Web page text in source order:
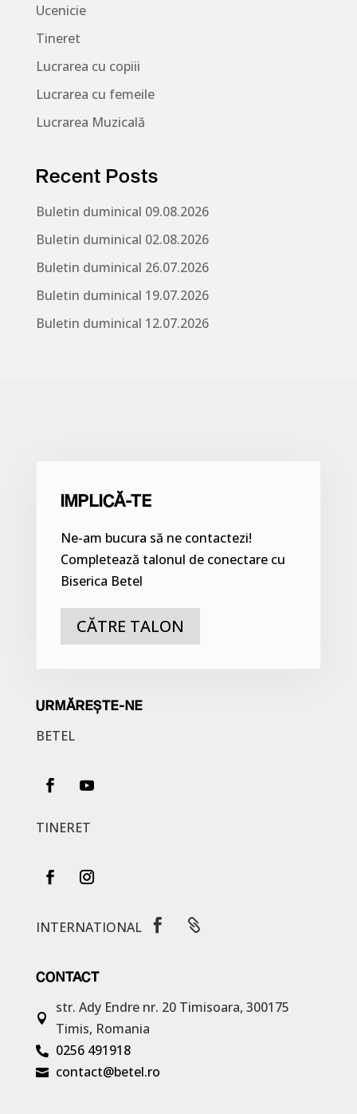
Ucenicie
Tineret
Lucrarea cu copiii
Lucrarea cu femeile
Lucrarea Muzicală
Recent Posts
Buletin duminical 09.08.2026
Buletin duminical 02.08.2026
Buletin duminical 26.07.2026
Buletin duminical 19.07.2026
Buletin duminical 12.07.2026
IMPLICĂ-TE
Ne-am bucura să ne contactezi!
Completează talonul de conectare cu
Biserica Betel
CĂTRE TALON
URMĂREȘTE-NE
BETEL
TINERET
INTERNATIONAL  
CONTACT

str. Ady Endre nr. 20 Timisoara, 300175
Timis, Romania
 0256 491918
 contact@betel.ro